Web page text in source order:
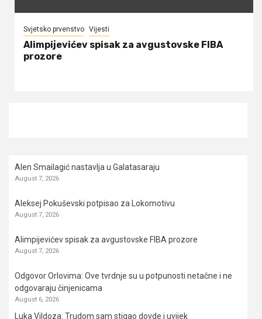
Svjetsko prvenstvo Vijesti
Alimpijevićev spisak za avgustovske FIBA
prozore
Alen Smailagić nastavlja u Galatasaraju
August 7, 2026
Aleksej Pokuševski potpisao za Lokomotivu
August 7, 2026
Alimpijevićev spisak za avgustovske FIBA prozore
August 7, 2026
Odgovor Orlovima: ​Ove tvrdnje su u potpunosti netačne i ne
odgovaraju činjenicama
August 6, 2026
Luka Vildoza: Trudom sam stigao dovde i uvijek